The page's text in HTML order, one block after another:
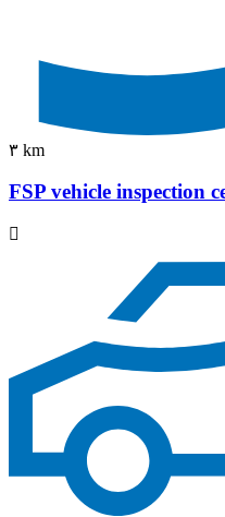
٣ km
FSP vehicle inspection